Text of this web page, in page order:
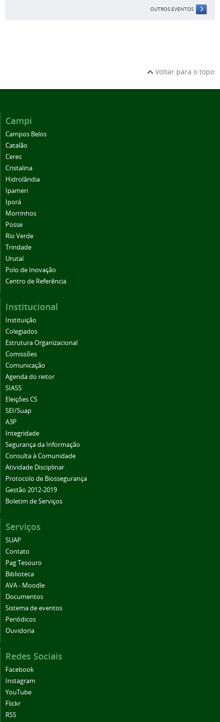
OUTROS EVENTOS
Voltar para o topo
Campi
Campos Belos
Catalão
Ceres
Cristalina
Hidrolândia
Ipameri
Iporá
Morrinhos
Posse
Rio Verde
Trindade
Urutaí
Polo de Inovação
Centro de Referência
Institucional
Instituição
Colegiados
Estrutura Organizacional
Comissões
Comunicação
Agenda do reitor
SIASS
Eleições CS
SEI/Suap
A3P
Integridade
Segurança da Informação
Consulta à Comunidade
Atividade Disciplinar
Protocolo de Biossegurança
Gestão 2012-2019
Boletim de Serviços
Serviços
SUAP
Contato
Pag Tesouro
Biblioteca
AVA - Moodle
Documentos
Sistema de eventos
Periódicos
Ouvidoria
Redes Sociais
Facebook
Instagram
YouTube
Flickr
RSS